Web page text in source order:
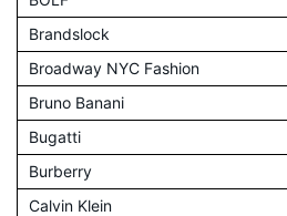
Brandslock
Broadway NYC Fashion
Bruno Banani
Bugatti
Burberry
Calvin Klein